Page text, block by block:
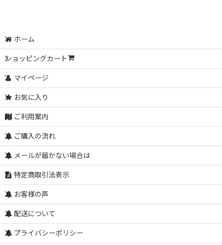
ホーム
ショッピングカート
マイページ
お気に入り
ご利用案内
ご購入の流れ
メールが届かない場合は
特定商取引法表示
お客様の声
配送について
プライバシーポリシー